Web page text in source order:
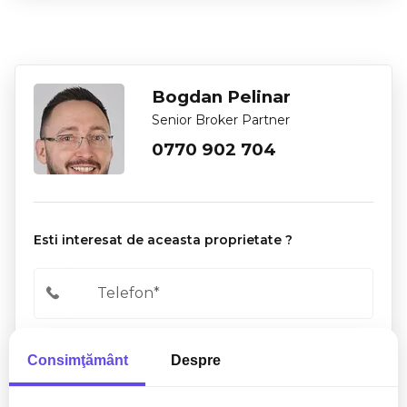
Bogdan Pelinar
Senior Broker Partner
0770 902 704
Esti interesat de aceasta proprietate ?
Consimţământ Despre